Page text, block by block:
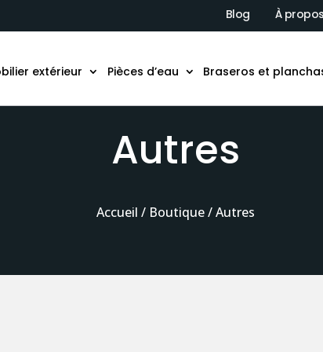
Blog À propos
extérieur Pièces d’eau Braseros et
Autres
Accueil / Boutique/ Autres